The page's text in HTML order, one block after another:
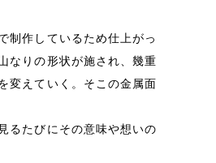
制作しているため仕上がっ
なりの形状が施され、幾重
変えていく。そこの金属面
るたびにその意味や想いの